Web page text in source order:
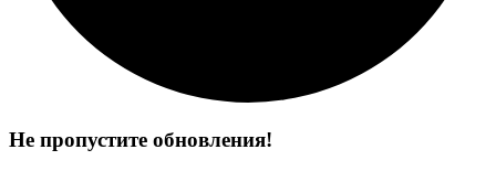
Не пропустите обновления!